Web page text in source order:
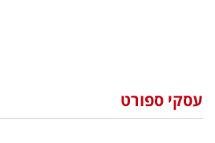
וצרכנות
עסקי ספורט